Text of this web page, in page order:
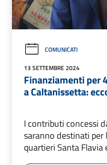
COMUNICATI
13 SETTEMBRE 2024
Finanziamenti per
a Caltanissetta:
I contributi concessi
saranno destinati per
quartieri Santa